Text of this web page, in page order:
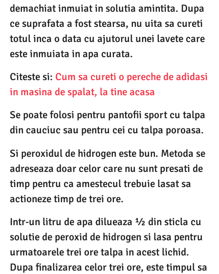
demachiat inmuiat in solutia amintita. Dupa
ce suprafata a fost stearsa, nu uita sa cureti
totul inca o data cu ajutorul unei lavete care
este inmuiata in apa curata.
Citeste si: Cum sa cureti o pereche de adidasi
in masina de spalat, la tine acasa
Se poate folosi pentru pantofii sport cu talpa
din cauciuc sau pentru cei cu talpa poroasa.
Si peroxidul de hidrogen este bun. Metoda se
adreseaza doar celor care nu sunt presati de
timp pentru ca amestecul trebuie lasat sa
actioneze timp de trei ore.
Intr-un litru de apa dilueaza ½ din sticla cu
solutie de peroxid de hidrogen si lasa pentru
urmatoarele trei ore talpa in acest lichid.
Dupa finalizarea celor trei ore, este timpul sa